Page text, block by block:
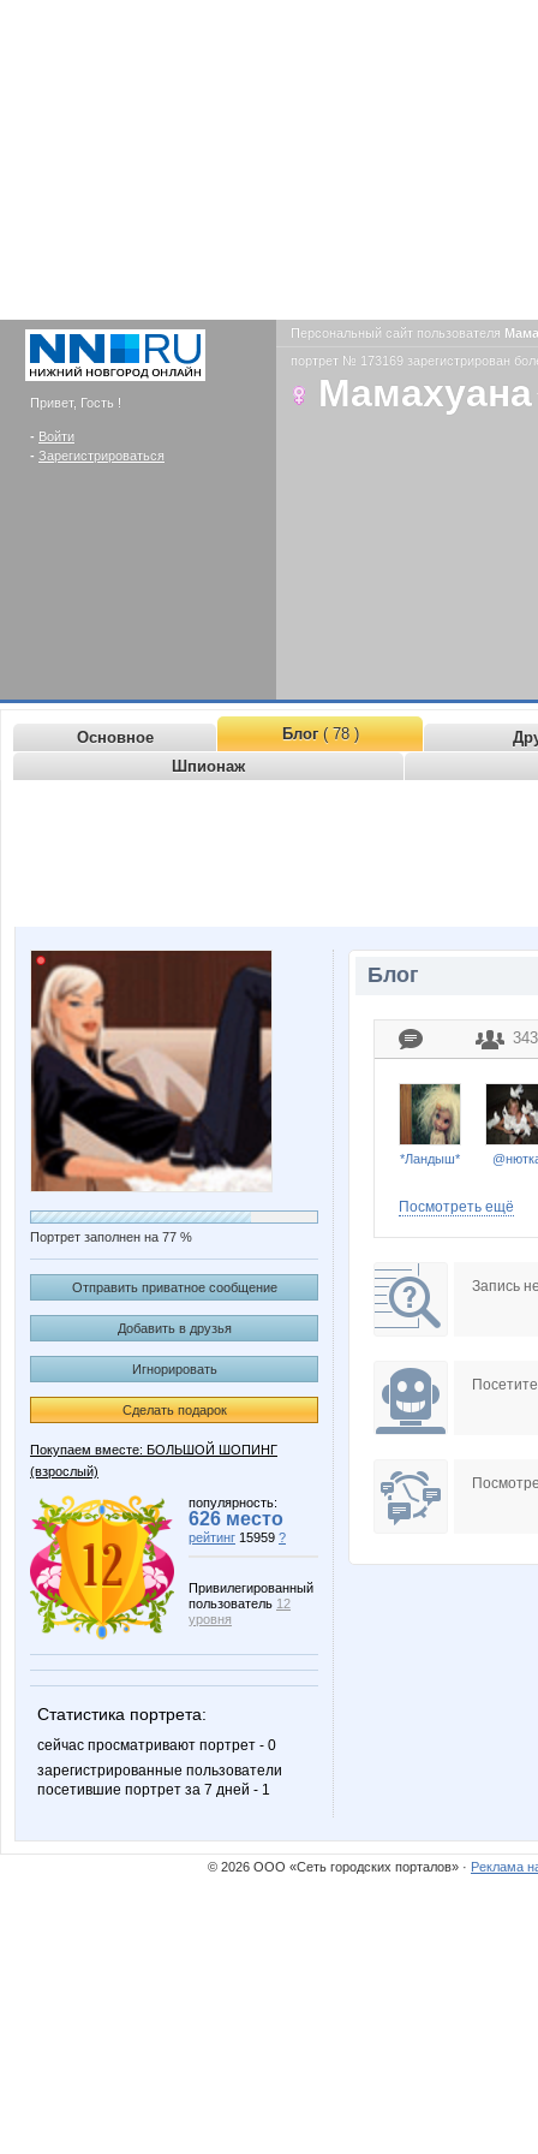
Привет, Гость !
- Войти
- Зарегистрироваться
Персональный сайт пользователя
портрет № 173169 зарегистрирован
Мамахуана
Основное Блог( 78 )
Шпионаж
Портрет заполнен на 77 %
Отправить приватное сообщение
Добавить в друзья
Игнорировать
Сделать подарок
Покупаем вместе: БОЛЬШОЙ ШОПИНГ
(взрослый)
популярность:
626 место
рейтинг 15959 ?
Привилегированный
пользователь 12
уровня
Статистика портрета:
сейчас просматривают портрет - 0
зарегистрированные пользователи
посетившие портрет за 7 дней - 1
Блог
*Ландыш*
AnnaKova
ENG
Gunita
Посмотреть ещё
Запись
© 2026 ООО «Сеть городских порталов» · Реклама